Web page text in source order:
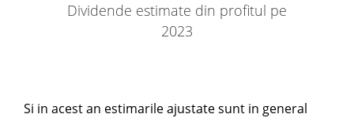
Dividende estimate din profitul pe
2023
Si in acest an estimarile ajustate sunt in general